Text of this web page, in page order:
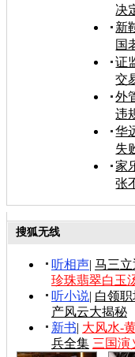
决
新
国
证
交
外
违
华
失
家
张
搜狐无线
听相声| 马三
珍珠翡翠白玉
听小说| 白领
产风云大揭秘
新书| 大风水-
兵全集 三国演